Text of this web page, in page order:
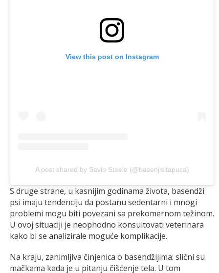
View this post on Instagram
A post shared by Savio Steele (@basenjisitapuca)
S druge strane, u kasnijim godinama života, basendži
psi imaju tendenciju da postanu sedentarni i mnogi
problemi mogu biti povezani sa prekomernom težinom.
U ovoj situaciji je neophodno konsultovati veterinara
kako bi se analizirale moguće komplikacije.
Na kraju, zanimljiva činjenica o basendžijima: slični su
mačkama kada je u pitanju čišćenje tela. U tom